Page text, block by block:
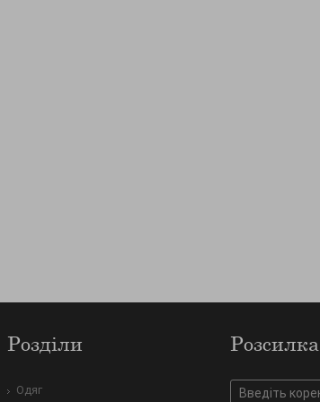
Розділи
Одяг
Розсилка